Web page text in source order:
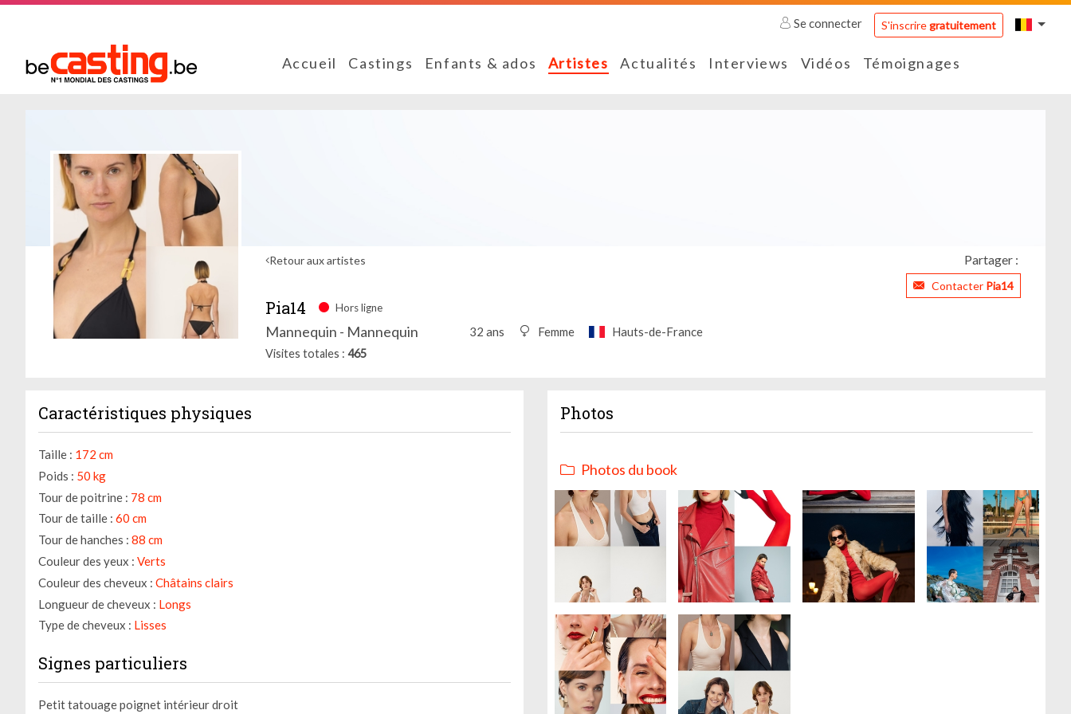
Se connecter S'inscriregratuitement
Accueil Castings Enfants & ados Artistes Actualités Interviews Vidéos Témoignages
Retour aux artistes Partager :
Contacter Pia14
Pia14 Hors ligne
Mannequin - Mannequin 32 ans Femme Hauts-de-France
Visites totales 465
Caractéristiques physiques
Taille : 172 cm
Poids : 50 kg
Tour de poitrine : 78 cm
Tour de taille : 60 cm
Tour de hanches : 88 cm
Couleur des yeux : Verts
Couleur des cheveux : Châtains clairs
Longueur de cheveux : Longs
Type de cheveux : Lisses
Signes particuliers
Petit tatouage poignet intérieur droit
Photos
Photos du book